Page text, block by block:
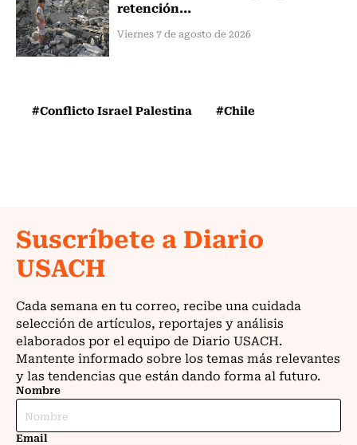
retención...
Viernes 7 de agosto de 2026
#Conflicto Israel Palestina #Chile